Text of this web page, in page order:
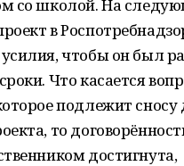
со школой. На
в
чтобы он был
Что касается
подлежит сносу
то
достигнута,